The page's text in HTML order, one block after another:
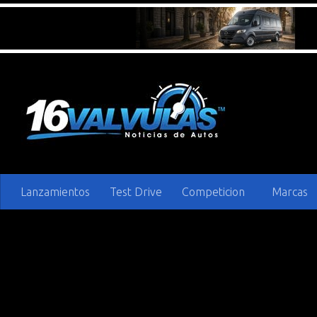
Lanzamientos Test Drive Competicion Marcas